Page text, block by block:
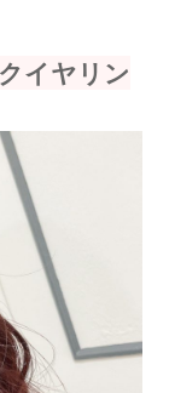
イヤリン